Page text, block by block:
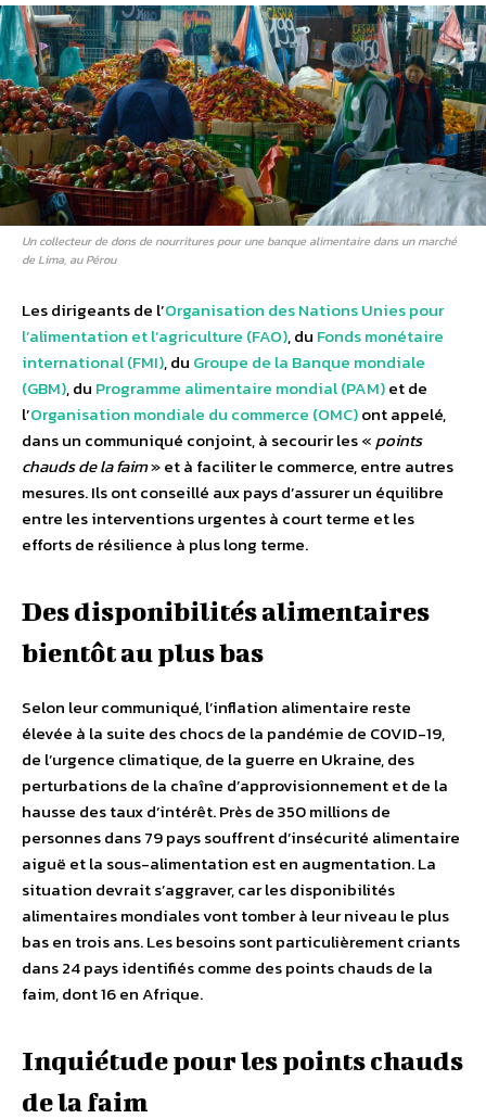
Un collecteur de dons de nourritures pour une banque alimentaire dans un marché
de Lima, au Pérou
Les dirigeants de l’Organisation des Nations Unies pour
l’alimentation et l’agriculture (FAO), du Fonds monétaire
international (FMI), du Groupe de la Banque mondiale
(GBM), du Programme alimentaire mondial (PAM)et de
l’Organisation mondiale du commerce (OMC)ont appelé,
dans un communiqué conjoint, à secourir les «points
chauds de la faim» et à faciliter le commerce, entre autres
mesures. Ils ont conseillé aux pays d’assurer un équilibre
entre les interventions urgentes à court terme et les
efforts de résilience à plus long terme.
Des disponibilités alimentaires
bientôt au plus bas
Selon leur communiqué, l’inflation alimentaire reste
élevée à la suite des chocs de la pandémie de COVID-19,
de l’urgence climatique, de la guerre en Ukraine, des
perturbations de la chaîne d’approvisionnement et de la
hausse des taux d’intérêt. Près de 350 millions de
personnes dans 79 pays souffrent d’insécurité alimentaire
aiguë et la sous-alimentation est en augmentation. La
situation devrait s’aggraver, car les disponibilités
alimentaires mondiales vont tomber à leur niveau le plus
bas en trois ans. Les besoins sont particulièrement criants
dans 24 pays identifiés comme des points chauds de la
faim, dont 16 en Afrique.
Inquiétude pour les points chauds
de la faim